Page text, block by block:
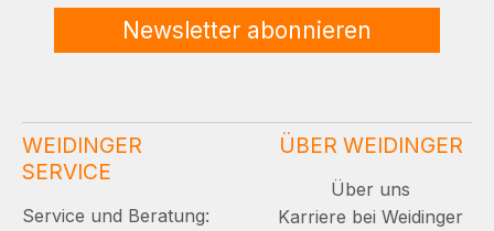
Newsletter abonnieren
WEIDINGER
SERVICE
Service und Beratung:
ÜBER WEIDINGER
Über uns
Karriere bei Weidinger